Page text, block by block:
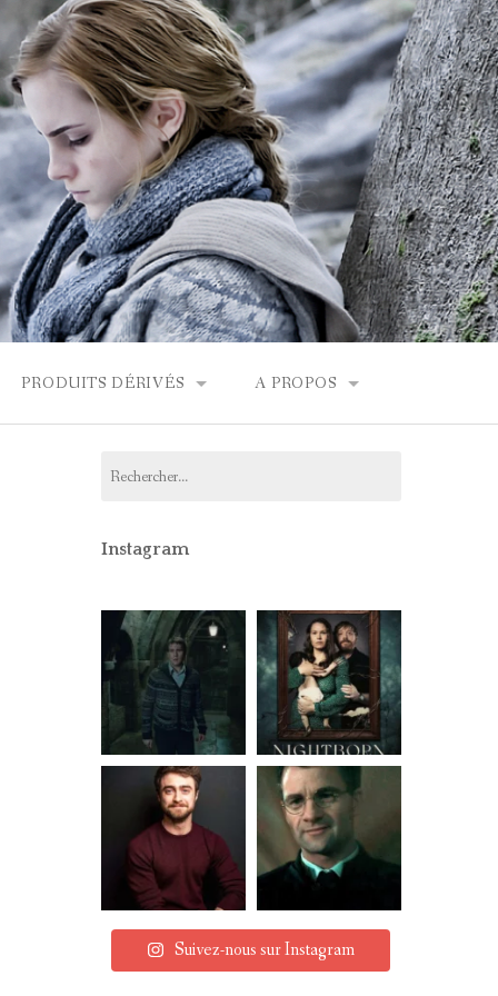
PRODUITS DÉRIVÉS
CONCOURS
A PROPOS
Instagram
Suivez-nous sur Instagram